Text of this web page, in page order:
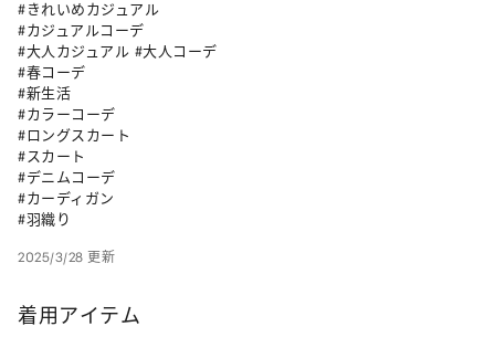
#きれいめカジュアル
#カジュアルコーデ
#大人カジュアル #大人コーデ
#春コーデ
#新生活
#カラーコーデ
#ロングスカート
#スカート
#デニムコーデ
#カーディガン
#羽織り
2025/3/28 更新
着用アイテム